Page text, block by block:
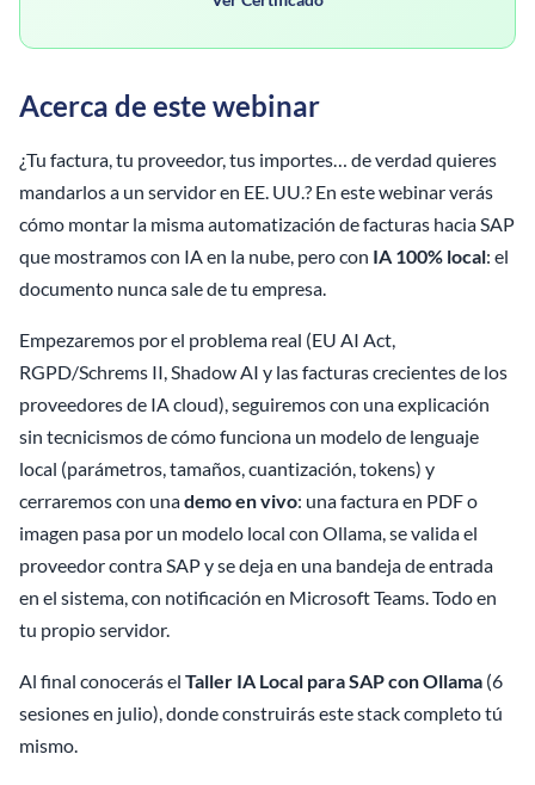
Acerca de este webinar
¿Tu factura, tu proveedor, tus importes… de verdad quieres
mandarlos a un servidor en EE. UU.? En este webinar verás
cómo montar la misma automatización de facturas hacia SAP
que mostramos con IA en la nube, pero con IA 100% local: el
documento nunca sale de tu empresa.
Empezaremos por el problema real (EU AI Act,
RGPD/Schrems II, Shadow AI y las facturas crecientes de los
proveedores de IA cloud), seguiremos con una explicación
sin tecnicismos de cómo funciona un modelo de lenguaje
local (parámetros, tamaños, cuantización, tokens) y
cerraremos con unademo en vivo: una factura en PDF o
imagen pasa por un modelo local con Ollama, se valida el
proveedor contra SAP y se deja en una bandeja de entrada
en el sistema, con notificación en Microsoft Teams. Todo en
tu propio servidor.
Al final conocerás el Taller IA Local para SAP con Ollama (6
sesiones en julio), donde construirás este stack completo tú
mismo.